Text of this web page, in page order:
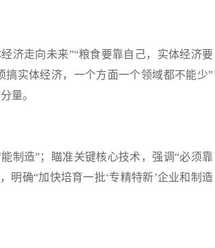
走向未来”“粮食要靠自己，实体经济要
实体经济，一个方面一个领域都不能少”
量。
造”；瞄准关键核心技术，强调“必须靠
明确“加快培育一批‘专精特新’企业和制造